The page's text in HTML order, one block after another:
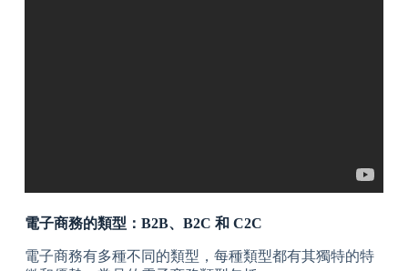
電子商務的類型：B2B、B2C 和 C2C
電子商務有多種不同的類型，每種類型都有其獨特的特